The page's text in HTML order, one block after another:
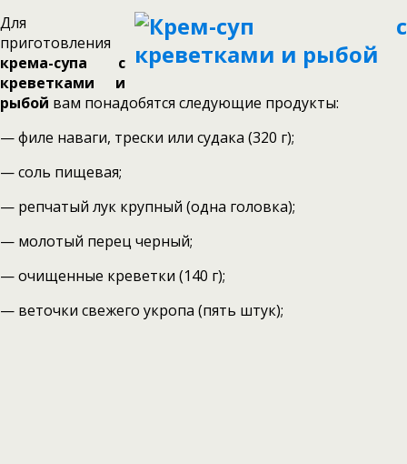
Для
приготовления
крема-супа с
креветками и
рыбой вам понадобятся следующие продукты:
— филе наваги, трески или судака (320 г);
— соль пищевая;
— репчатый лук крупный (одна головка);
— молотый перец черный;
— очищенные креветки (140 г);
— веточки свежего укропа (пять штук);